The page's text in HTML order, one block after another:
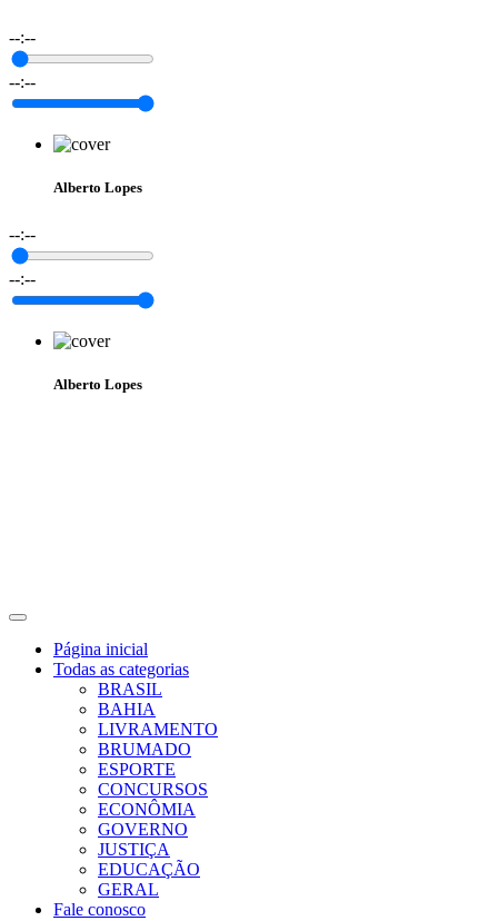
--:--
--:--
Alberto Lopes
--:--
--:--
Alberto Lopes
Página inicial
Todas as categorias
BRASIL
BAHIA
LIVRAMENTO
BRUMADO
ESPORTE
CONCURSOS
ECONÔMIA
GOVERNO
JUSTIÇA
EDUCAÇÃO
GERAL
Fale conosco